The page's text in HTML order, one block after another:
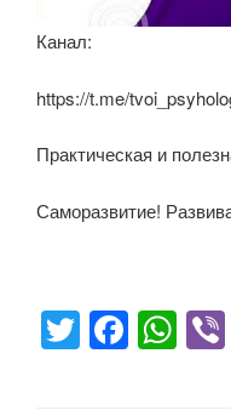
Канал:
https://t.me/
Практическая и
Саморазвитие!
T
wi
F
a
W
h